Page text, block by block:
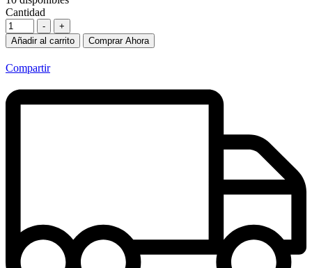
Cantidad
-
+
Añadir al carrito
Comprar Ahora
Compartir